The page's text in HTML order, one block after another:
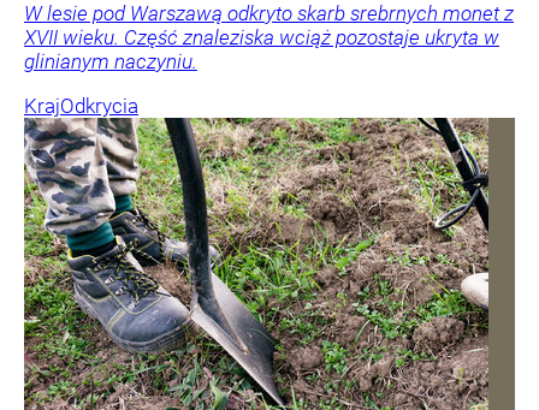
W lesie pod Warszawą odkryto skarb srebrnych monet z
XVII wieku. Część znaleziska wciąż pozostaje ukryta w
glinianym naczyniu.
KrajOdkrycia